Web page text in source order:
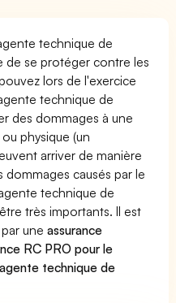
technique de
de se protéger contre les
lors de l'exercice
technique de
des dommages à une
physique (un
arriver de manière
causés par le
technique de
très importants. Il est
uneassurance
RC PRO pour le
technique de